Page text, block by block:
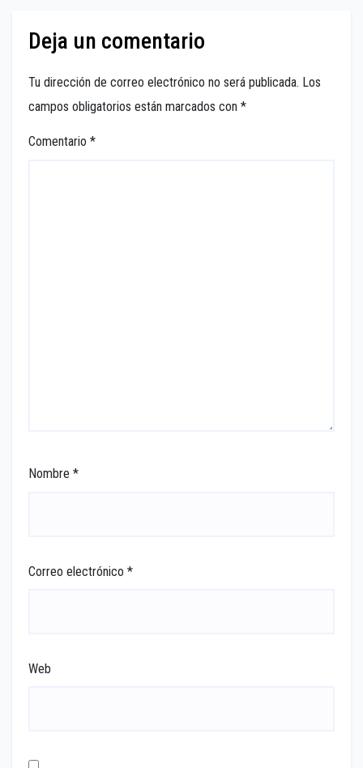
Deja un comentario
Tu dirección de correo electrónico no será publicada. Los
campos obligatorios están marcados con *
Comentario *
Nombre *
Correo electrónico *
Web